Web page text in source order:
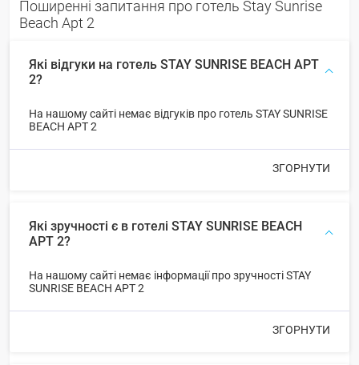
Поширенні запитання про готель Stay Sunrise
Beach Apt 2
Які відгуки на готель STAY SUNRISE BEACH APT
2?
На нашому сайті немає відгуків про готель STAY SUNRISE
BEACH APT 2
ЗГОРНУТИ
Які зручності є в готелі STAY SUNRISE BEACH
APT 2?
На нашому сайті немає інформації про зручності STAY
SUNRISE BEACH APT 2
ЗГОРНУТИ